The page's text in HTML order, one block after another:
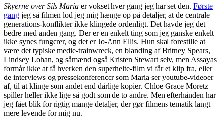
Skyerne over Sils Maria er vokset hver gang jeg har set den. Første
gang jeg så filmen lod jeg mig hænge op på detaljer, at de centrale
generations-konflikter ikke klingede ordenligt. Det havde jeg det
bedre med anden gang. Der er en enkelt ting som jeg ganske enkelt
ikke synes fungerer, og det er Jo-Ann Ellis. Hun skal forestille at
være det typiske medie-trainwreck, en blanding af Britney Spears,
Lindsey Lohan, og såmænd også Kristen Stewart selv, men Assayas
formår ikke at få hverken den superhelte-film vi får et klip fra, eller
de interviews og pressekonferencer som Maria ser youtube-videoer
af, til at klinge som andet end dårlige kopier. Chloe Grace Moretz
spiller heller ikke lige så godt som de to andre. Men efterhånden har
jeg fået blik for rigtig mange detaljer, der gør filmens tematik langt
mere levende for mig nu.